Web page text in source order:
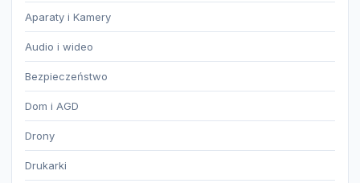
Aparaty i Kamery
Audio i wideo
Bezpieczeństwo
Dom i AGD
Drony
Drukarki